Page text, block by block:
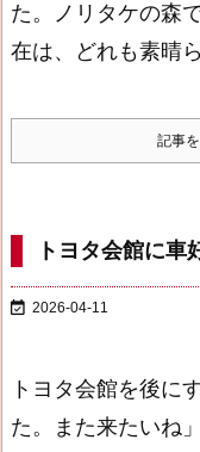
た。ノリタケの森
在は、どれも素晴
記事
トヨタ会館に車
 2026-04-11
トヨタ会館を後に
た。また来たいね